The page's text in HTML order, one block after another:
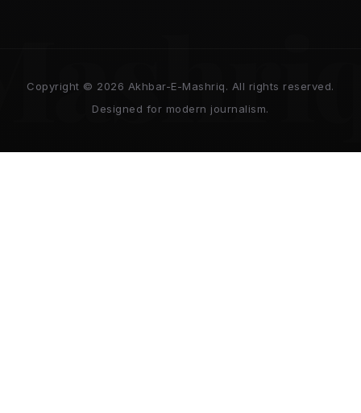
Copyright © 2026 Akhbar-E-Mashriq. All rights reserved.
Designed for modern journalism.